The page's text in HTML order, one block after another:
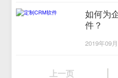
如何为
件？
2019年09
上一页